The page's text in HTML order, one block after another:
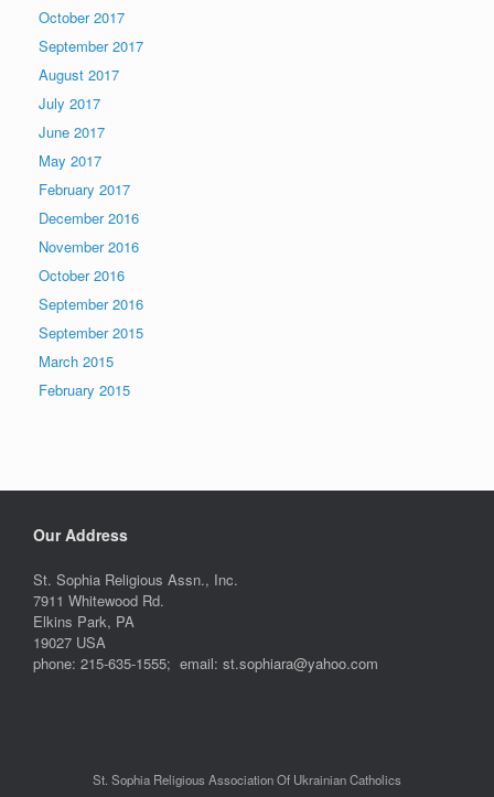
October 2017
September 2017
August 2017
July 2017
June 2017
May 2017
February 2017
December 2016
November 2016
October 2016
September 2016
September 2015
March 2015
February 2015
Our Address
St. Sophia Religious Assn., Inc.
7911 Whitewood Rd.
Elkins Park, PA
19027 USA
phone: 215-635-1555; email: st.sophiara@yahoo.com
St. Sophia Religious Association Of Ukrainian Catholics